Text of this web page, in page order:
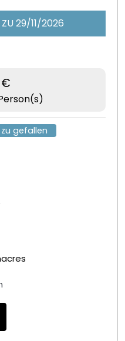
29/11/2026
gefallen